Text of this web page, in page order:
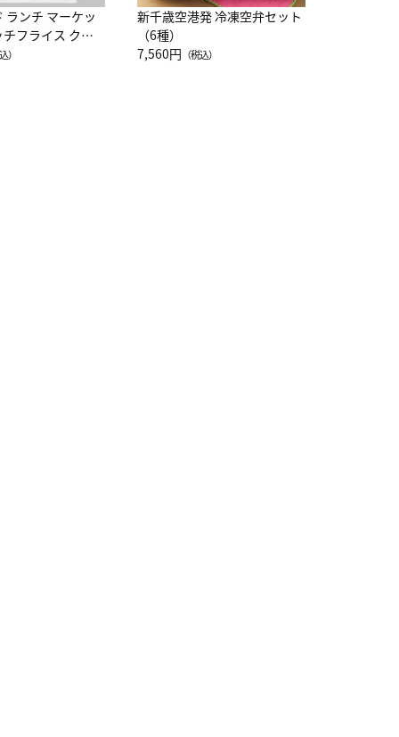
ランチ マーケッ
チフライス クル
半袖Ｔシャツ
）
新千歳空港発 冷凍空弁セット
（6種）
7,560円 （税込）